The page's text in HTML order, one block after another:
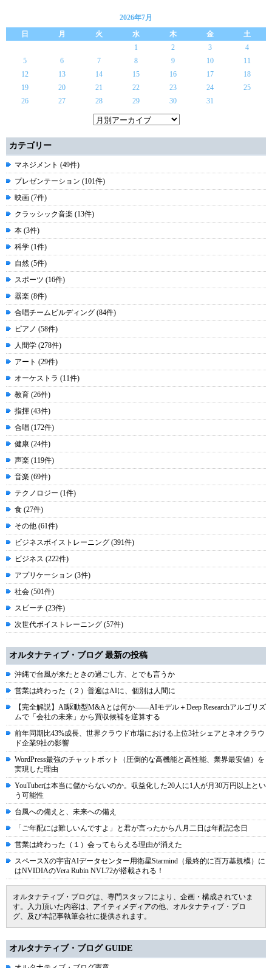
2026年7月
日
月 火 水 木 金
土
1
2 3
4
5
6 7 8 9 10
11
12
13 14 15 16 17
18
19
20 21 22 23 24
25
26
27 28 29 30 31
カテゴリー
マネジメント (49件)
プレゼンテーション (101件)
映画 (7件)
クラッシック音楽 (13件)
本 (3件)
科学 (1件)
自然 (5件)
スポーツ (16件)
器楽 (8件)
合唱チームビルディング (84件)
ピアノ (58件)
人間学 (278件)
アート (29件)
オーケストラ (11件)
教育 (26件)
指揮 (43件)
合唱 (172件)
健康 (24件)
声楽 (119件)
音楽 (69件)
テクノロジー (1件)
食 (27件)
その他 (61件)
ビジネスボイストレーニング (391件)
ビジネス (222件)
アプリケーション (3件)
社会 (501件)
スピーチ (23件)
次世代ボイストレーニング (57件)
オルタナティブ・ブログ 最新の投稿
沖縄で台風が来たときの過ごし方、とでも言うか
営業は終わった（２）普遍はAIに、個別は人間に
【完全解説】AI駆動型M&Aとは何か――AIモデル＋Deep Researchアルゴリズ
ムで「会社の未来」から買収候補を逆算する
前年同期比43%成長、世界クラウド市場における上位3社シェアとネオクラウ
ド企業9社の影響
WordPress最強のチャットボット（圧倒的な高機能と高性能、業界最安値）を
実現した理由
YouTuberは本当に儲からないのか。収益化した20人に1人が月30万円以上とい
う可能性
台風への備えと、未来への備え
「ご年配には難しいんですよ」と君が言ったから八月二日は年配記念日
営業は終わった（１）会ってもらえる理由が消えた
スペースXの宇宙AIデータセンター用衛星Starmind（最終的に百万基規模）に
はNVIDIAのVera Rubin NVL72が搭載される！
オルタナティブ・ブログは、専門スタッフにより、企画・構成されていま
す。入力頂いた内容は、アイティメディアの他、オルタナティブ・ブロ
グ、及び本記事執筆会社に提供されます。
オルタナティブ・ブログ GUIDE